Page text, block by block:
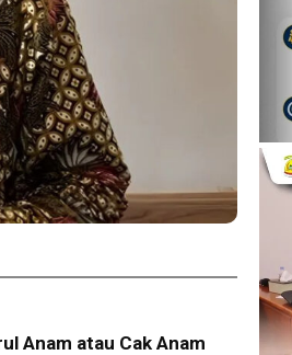
Anam atau Cak Anam